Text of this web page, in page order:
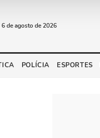
de agosto de 2026
POLÍCIA ESPORTES